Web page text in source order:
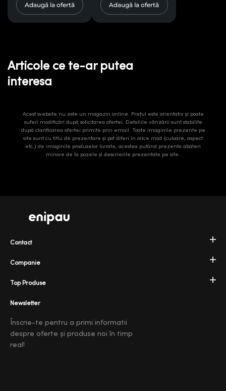
Adaugă la ofertă Adaugă la ofertă
Articole ce te-ar putea
interesa
Acest website nu este un magazin online. Prețul este orientativ și poate
suferi modificări după solicitarea ofertei. Detaliile vânzării sunt stabilite
după clarificarea ofertei primite prin email. Toate imaginile prezente pe
site sunt cu titlu de prezentare și pot diferi în orice mod (culoare, aspect
etc.) de imaginile produselor livrate, acestea putând prezenta abateri
minore de la pozele și descrierile prezentate pe site.
Companie
Top Produse
Contact
Newsletter
Înscrie-te pentru a primi informatii
despre oferte și produse noi în timp
real!